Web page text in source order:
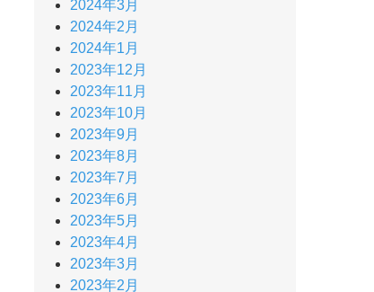
2024年3月
2024年2月
2024年1月
2023年12月
2023年11月
2023年10月
2023年9月
2023年8月
2023年7月
2023年6月
2023年5月
2023年4月
2023年3月
2023年2月